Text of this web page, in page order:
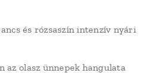
és rózsaszín intenzív nyári
az olasz ünnepek hangulata